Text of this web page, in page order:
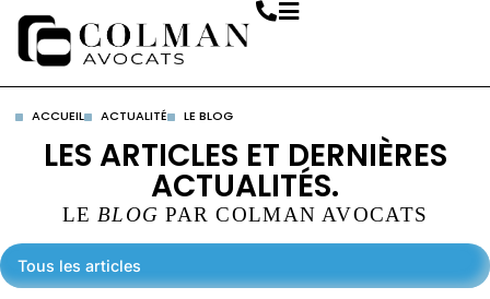
ACCUEIL ACTUALITÉ LE BLOG
LES ARTICLES ET DERNIÈRES
ACTUALITÉS.
LE BLOGPAR COLMAN AVOCATS
Tous les articles